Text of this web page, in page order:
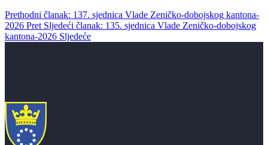
Prethodni članak: 137. sjednica Vlade Zeničko-dobojskog kantona-
2026 Pret Sljedeći članak: 135. sjednica Vlade Zeničko-dobojskog
kantona-2026 Sljedeće